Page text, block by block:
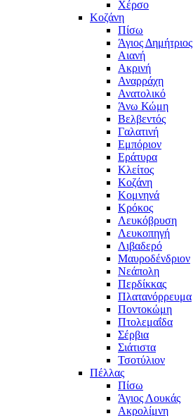
Χέρσο
Κοζάνη
Πίσω
Άγιος Δημήτριος
Αιανή
Ακρινή
Αναρράχη
Ανατολικό
Άνω Κώμη
Βελβεντός
Γαλατινή
Εμπόριον
Εράτυρα
Κλείτος
Κοζάνη
Κομνηνά
Κρόκος
Λευκόβρυση
Λευκοπηγή
Λιβαδερό
Μαυροδένδριον
Νεάπολη
Περδίκκας
Πλατανόρρευμα
Ποντοκώμη
Πτολεμαΐδα
Σέρβια
Σιάτιστα
Τσοτύλιον
Πέλλας
Πίσω
Άγιος Λουκάς
Ακρολίμνη